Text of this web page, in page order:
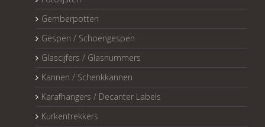
Gemberpotten
Gespen / Schoengespen
Glascijfers / Glasnummers
Kannen / Schenkkannen
Karafhangers / Decanter Labels
Kurkentrekkers